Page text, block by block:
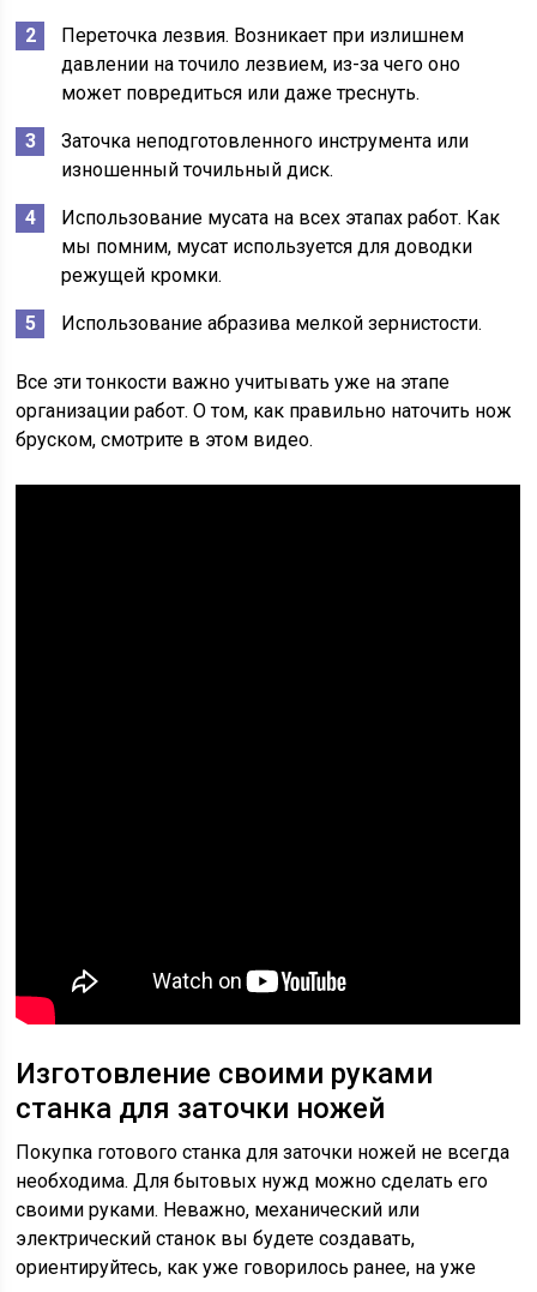
Переточка лезвия. Возникает при излишнем
давлении на точило лезвием, из-за чего оно
может повредиться или даже треснуть.
Заточка неподготовленного инструмента или
изношенный точильный диск.
Использование мусата на всех этапах работ. Как
мы помним, мусат используется для доводки
режущей кромки.
Использование абразива мелкой зернистости.
Все эти тонкости важно учитывать уже на этапе
организации работ. О том, как правильно наточить нож
бруском, смотрите в этом видео.
Изготовление своими руками
станка для заточки ножей
Покупка готового станка для заточки ножей не всегда
необходима. Для бытовых нужд можно сделать его
своими руками. Неважно, механический или
электрический станок вы будете создавать,
ориентируйтесь, как уже говорилось ранее, на уже